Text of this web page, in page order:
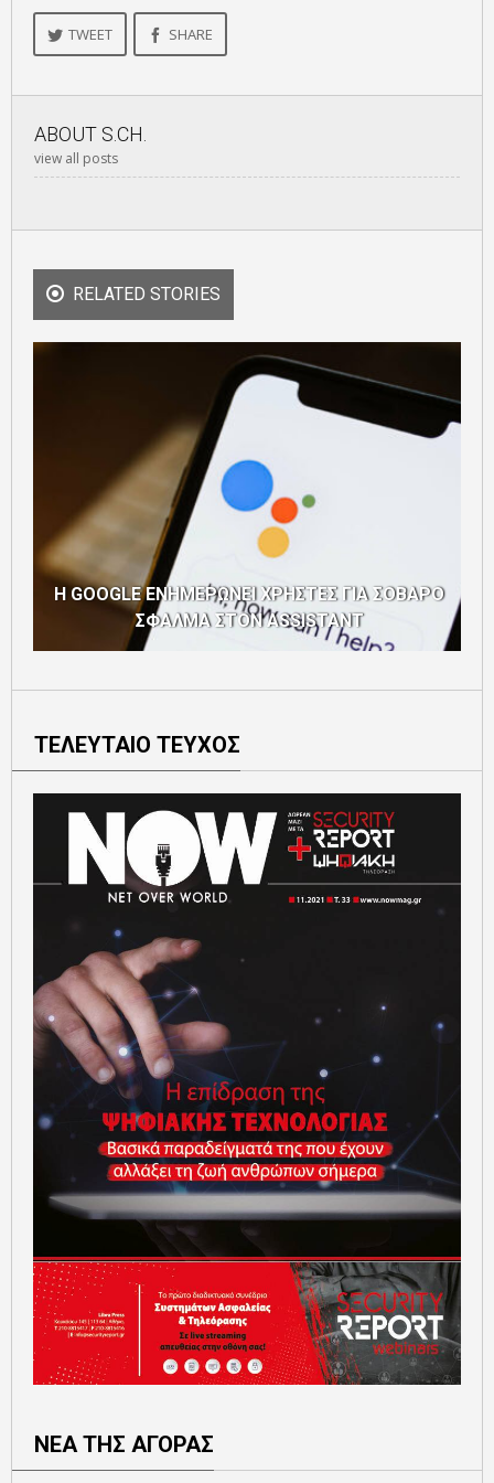
TWEET SHARE
ABOUT S.CH.
view all posts
RELATED STORIES
Η GOOGLE ΕΝΗΜΕΡΩΝΕΙ ΧΡΗΣΤΕΣ ΓΙΑ ΣΟΒΑΡΟ
ΣΦΑΛΜΑ ΣΤΟΝ ASSISTANT
ΤΕΛΕΥΤΑΙΟ ΤΕΥΧΟΣ
ΝΕΑ ΤΗΣ ΑΓΟΡΑΣ